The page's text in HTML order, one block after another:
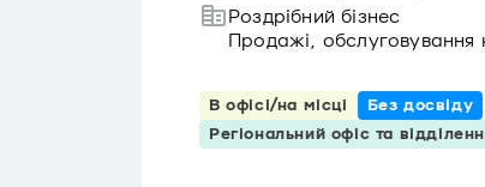
Роздрібний бізнес
Продажі, обслуговування
В офісі/на місці
Без досвіду
Регіональний офіс та